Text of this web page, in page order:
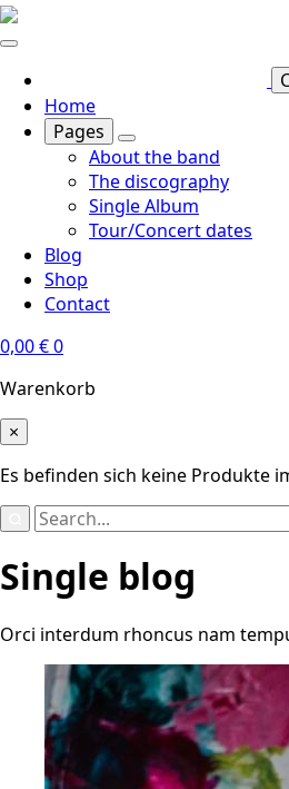
Skip
to
main
content
Home
Pages
About the band
The discography
Single Album
Tour/Concert dates
Blog
Shop
Contact
0,00€0
Warenkorb
×
Es befinden sich keine Produkte
Search
Single blog
Orci interdum rhoncus nam